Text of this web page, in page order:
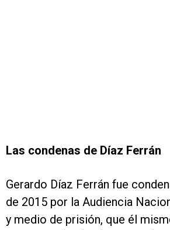
Las condenas de Díaz Ferrán
Gerardo Díaz Ferrán fue
de 2015 por la Audiencia
y medio de prisión, que él